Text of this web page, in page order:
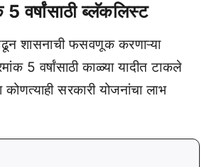
वर्षांसाठी ब्लॅकलिस्ट
शासनाची फसवणूक करणाऱ्या
5 वर्षांसाठी काळ्या यादीत टाकले
सरकारी योजनांचा लाभ